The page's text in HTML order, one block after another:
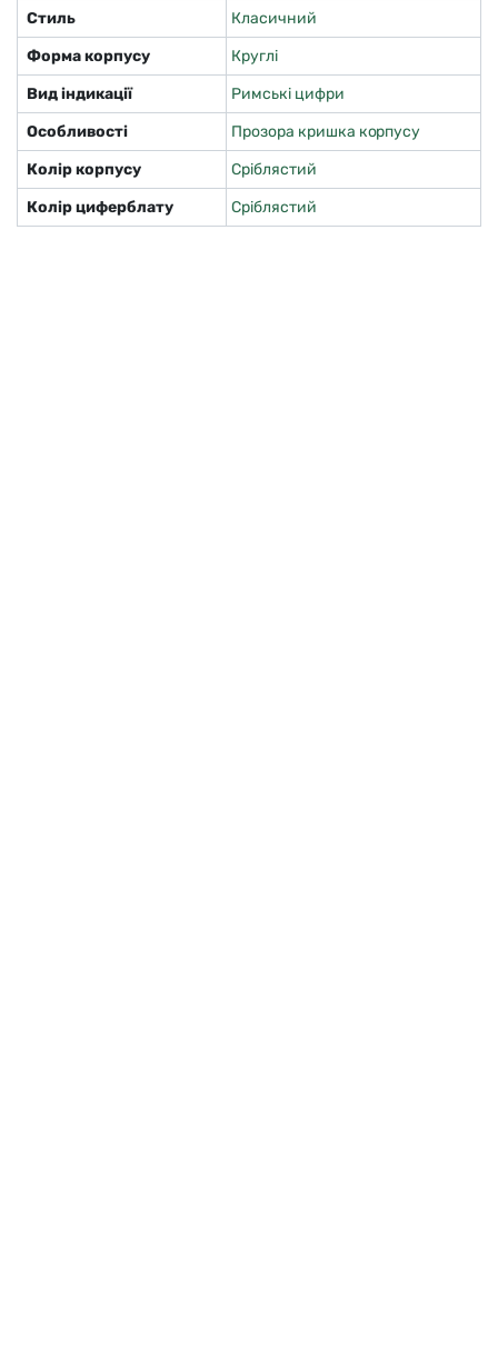
Стиль
Класичний
Форма корпусу
Круглі
Вид індикації
Римські цифри
Особливості
Прозора кришка корпусу
Колір корпусу
Сріблястий
Колір циферблату
Сріблястий